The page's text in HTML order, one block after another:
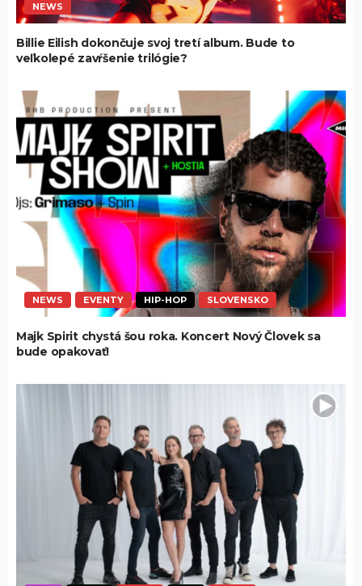
NEWS
Billie Eilish dokončuje svoj tretí album. Bude to
veľkolepé zavŕšenie trilógie?
NEWS EVENTY HIP-HOP SLOVENSKO
Majk Spirit chystá šou roka. Koncert Nový Človek sa
bude opakovať!